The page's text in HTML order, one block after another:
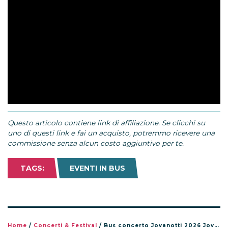
Questo articolo contiene link di affiliazione. Se clicchi su
uno di questi link e fai un acquisto, potremmo ricevere una
commissione senza alcun costo aggiuntivo per te.
TAGS: EVENTI IN BUS
Home / Concerti & Festival / Bus concerto Jovanotti 2026 Jova Summer Party: viaggia con i fan